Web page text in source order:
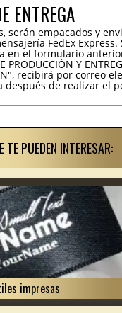
ENTREGA
serán empacados y
FedEx Express.
en el formulario
PRODUCCIÓN Y
recibirá por correo
después de realizar el
PUEDEN INTERESAR:
impresas